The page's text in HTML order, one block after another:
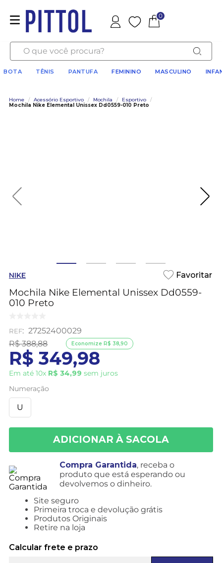
Favoritos
0
O que você procura?
BOTA TÊNIS PANTUFA FEMININO MASCULINO
Home / Acessório Esportivo / Mochila / Esportivo
/
Mochila Nike Elemental Unissex Dd0559-010 Preto
NIKE
Mochila Nike Elemental Unissex Dd0559-
010 Preto
: 27252400029
R$ 388,88
R$ 349,98
Em até 10x R$ 34,99 sem juros
Economize R$ 38,90
Numeração
U
Compra Garantida, receba o
produto que está esperando ou
devolvemos o dinheiro.
Site seguro
Primeira troca e devolução grátis
Produtos Originais
Retire na loja
Calcular frete e prazo